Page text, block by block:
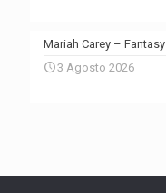
Mariah Carey – Fantasy
3 Agosto 2026